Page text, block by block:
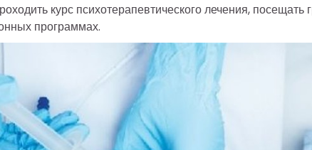
курс психотерапевтического лечения,
программах.